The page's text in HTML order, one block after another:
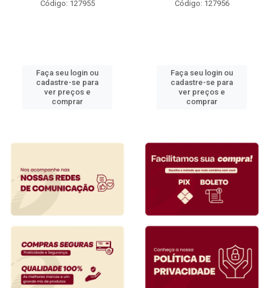
Código: 127955
Faça seu login ou
cadastre-se para
ver preços e
comprar
Código: 127956
Faça seu login ou
cadastre-se para
ver preços e
comprar